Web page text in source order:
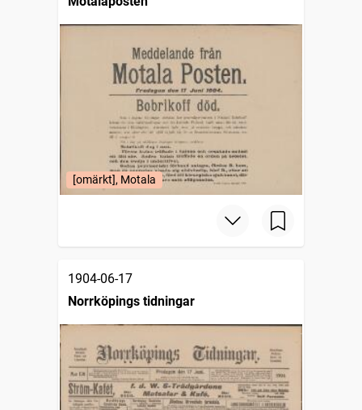
[omärkt], Motala
1904-06-17
Norrköpings tidningar